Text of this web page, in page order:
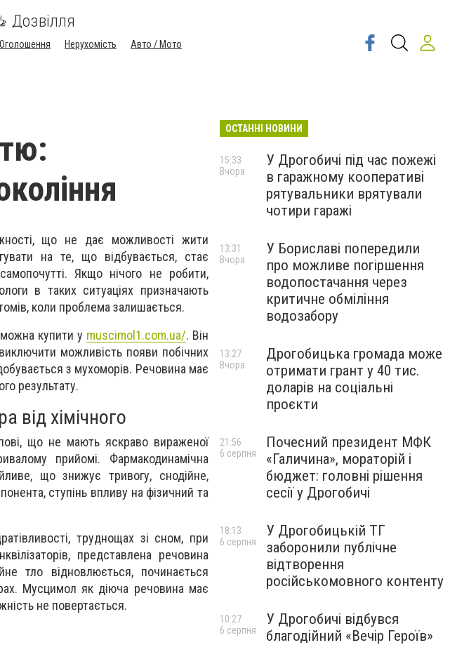
Дозвілля
Оголошення Нерухомість
Авто / Мото
що не дає можливості жити
на те, що відбувається, стає
Якщо нічого не робити,
в таких ситуаціях призначають
коли проблема залишається.
купити у muscimol1.com.ua/. Він
можливість появи побічних
з мухоморів. Речовина має
результату.
від хімічного
що не мають яскраво вираженої
прийомі. Фармакодинамічна
що знижує тривогу, снодійне,
ступінь впливу на фізичний та
труднощах зі сном, при
представлена речовина
тло відновлюється, починається
Мусцимол як діюча речовина має
не повертається.
ОСТАННІ НОВИНИ
У Дрогобичі під час пожежі
в гаражному кооперативі
рятувальники врятували
чотири гаражі
15:33
Вчора
У Бориславі попередили
про можливе погіршення
водопостачання через
критичне обміління
водозабору
13:31
Вчора
Дрогобицька громада може
отримати грант у 40 тис.
доларів на соціальні
проєкти
13:27
Вчора
Почесний президент МФК
«Галичина», мораторій і
бюджет: головні рішення
сесії у Дрогобичі
21:56
6 серпня
У Дрогобицькій ТГ
заборонили публічне
відтворення
російськомовного контенту
18:13
6 серпня
У Дрогобичі відбувся
благодійний «Вечір Героїв»
10:27
6 серпня